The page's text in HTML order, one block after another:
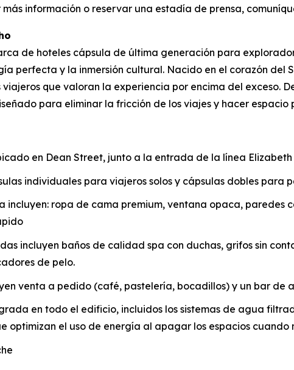
información o reservar una estadía de prensa,
de hoteles cápsula de última generación para
perfecta y la inmersión cultural. Nacido en el corazón del
que valoran la experiencia por encima del exceso.
para eliminar la fricción de los viajes y hacer espacio
en Dean Street, junto a la entrada de la línea
individuales para viajeros solos y cápsulas dobles para
incluyen: ropa de cama premium, ventana opaca,
incluyen baños de calidad spa con duchas, grifos sin
de pelo.
venta a pedido (café, pastelería, bocadillos) y un bar de
en todo el edificio, incluidos los sistemas de agua
optimizan el uso de energía al apagar los espacios cuando